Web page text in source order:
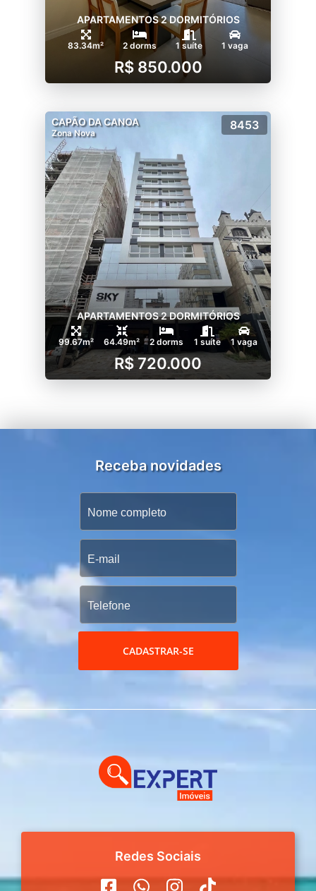
APARTAMENTOS 2 DORMITÓRIOS
83.34m² 2 dorms 1 suíte 1 vaga
R$ 850.000
CAPÃO DA CANOA
Zona Nova
8453
APARTAMENTOS 2 DORMITÓRIOS
99.67m² 64.49m² 2 dorms 1 suíte 1 vaga
R$ 720.000
Receba novidades
CADASTRAR-SE
Redes Sociais